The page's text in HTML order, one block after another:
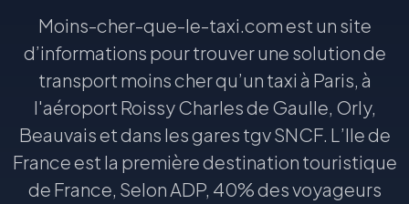
Moins-cher-que-le-taxi.com est un site
d’informations pour trouver une solution de
transport moins cher qu’un taxi à Paris, à
l'aéroport Roissy Charles de Gaulle, Orly,
Beauvais et dans les gares tgv SNCF. L’Ile de
France est la première destination touristique
de France, Selon ADP, 40% des voyageurs